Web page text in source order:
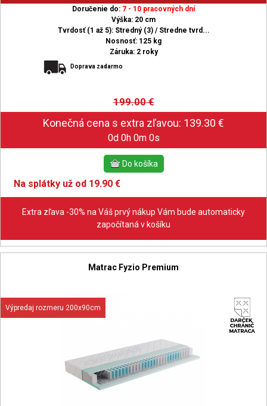
Doručenie do: 7 - 10 pracovných dní
Výška: 20 cm
Tvrdosť (1 až 5): Stredný (3) / Stredne tvrd...
Nosnosť: 125 kg
Záruka: 2 roky
Doprava zadarmo
199.00€
0d 0h 0m 0s
Na splátky už od 19.90 €
Extra zľava -30% na Váš prvý nákup Vám bude automaticky
započítaná v košíku
Matrac Fyzio Premium
Výpredaj rozmeru 200x90cm